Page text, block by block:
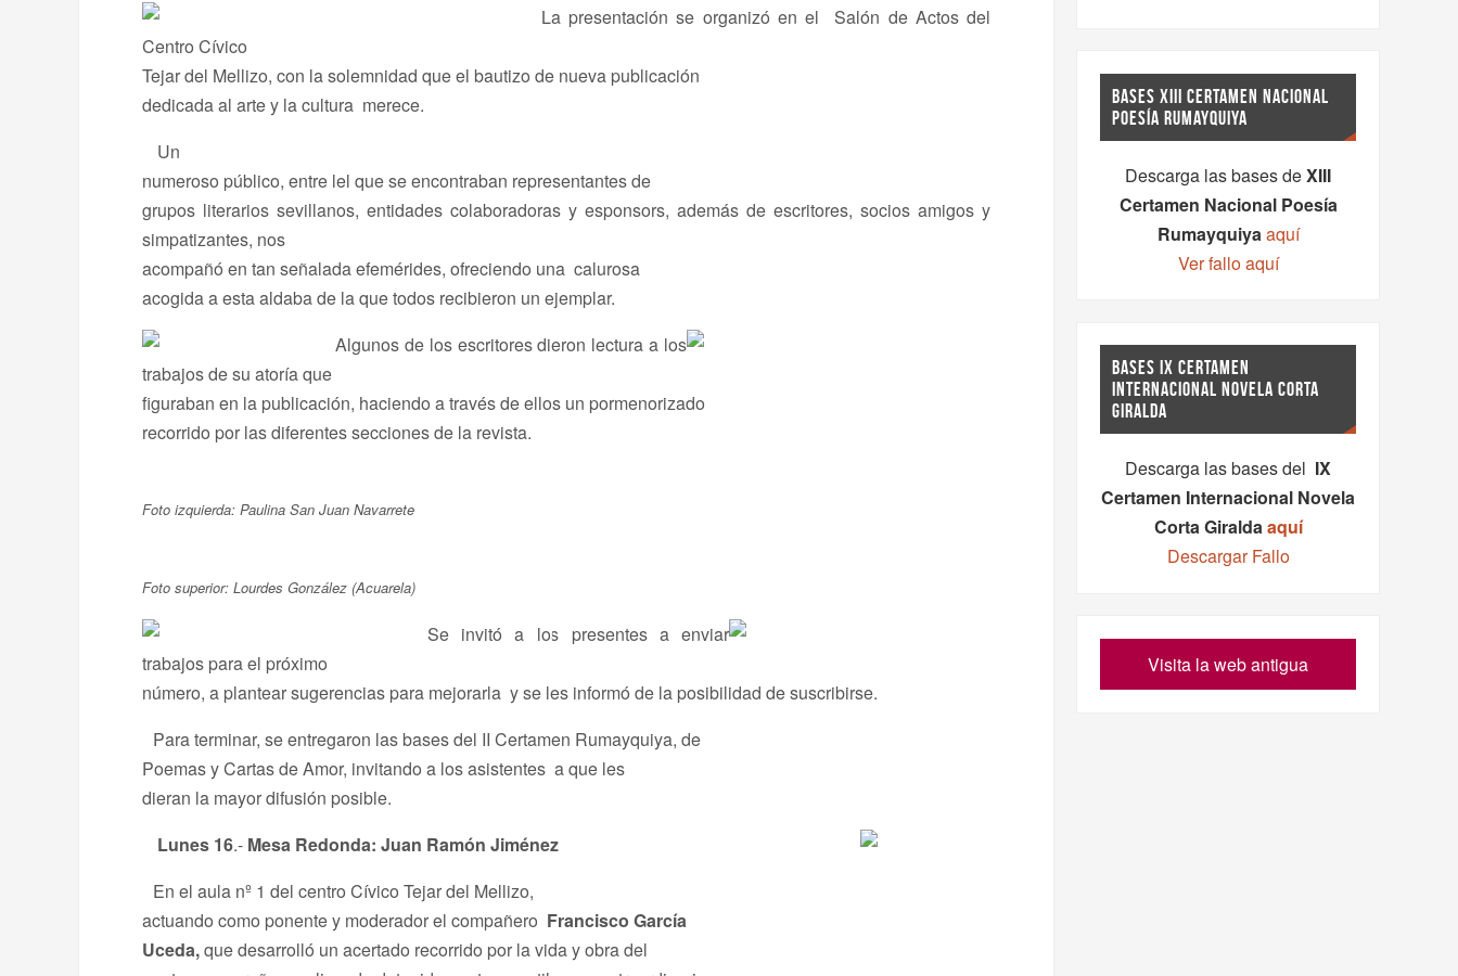
La presentación se organizó en el Salón de Actos del
Centro Cívico
Tejar del Mellizo, con la solemnidad que el bautizo de nueva publicación
dedicada al arte y la cultura merece.
Un
numeroso público, entre lel que se encontraban representantes de
grupos literarios sevillanos, entidades colaboradoras y esponsors, además de escritores, socios amigos y
simpatizantes, nos
acompañó en tan señalada efemérides, ofreciendo una calurosa
acogida a esta aldaba de la que todos recibieron un ejemplar.
Algunos de los escritores dieron lectura a los
trabajos de su atoría que
figuraban en la publicación, haciendo a través de ellos un pormenorizado
recorrido por las diferentes secciones de la revista.
Foto izquierda: Paulina San Juan Navarrete
Foto superior: Lourdes González (Acuarela)
Se invitó a los presentes a enviar
trabajos para el próximo
número, a plantear sugerencias para mejorarla y se les informó de la posibilidad de suscribirse.
Para terminar, se entregaron las bases del II Certamen Rumayquiya, de
Poemas y Cartas de Amor, invitando a los asistentes a que les
dieran la mayor difusión posible.
Lunes 16.- Mesa Redonda: Juan Ramón Jiménez
En el aula nº 1 del centro Cívico Tejar del Mellizo,
actuando como ponente y moderador el compañero Francisco García
Uceda,que desarrolló un acertado recorrido por la vida y obra del
BASES XIII CERTAMEN NACIONAL
POESÍA RUMAYQUIYA
Descarga las bases deXIII
Certamen Nacional Poesía
Rumayquiyaaquí
Ver fallo aquí
BASES IX CERTAMEN
INTERNACIONAL NOVELA CORTA
GIRALDA
Descarga las bases del IX
Certamen Internacional Novela
Corta Giraldaaquí
Descargar Fallo
Visita la web antigua